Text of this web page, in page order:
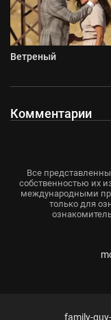
Ветреный
Комментарии
Все
собственностью их
международными
только для
family-